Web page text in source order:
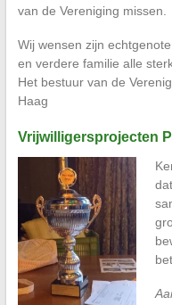
van de Vereniging missen.
Wij wensen zijn
en verdere familie alle
Het bestuur van de
Haag
Vrijwilligersprojecten